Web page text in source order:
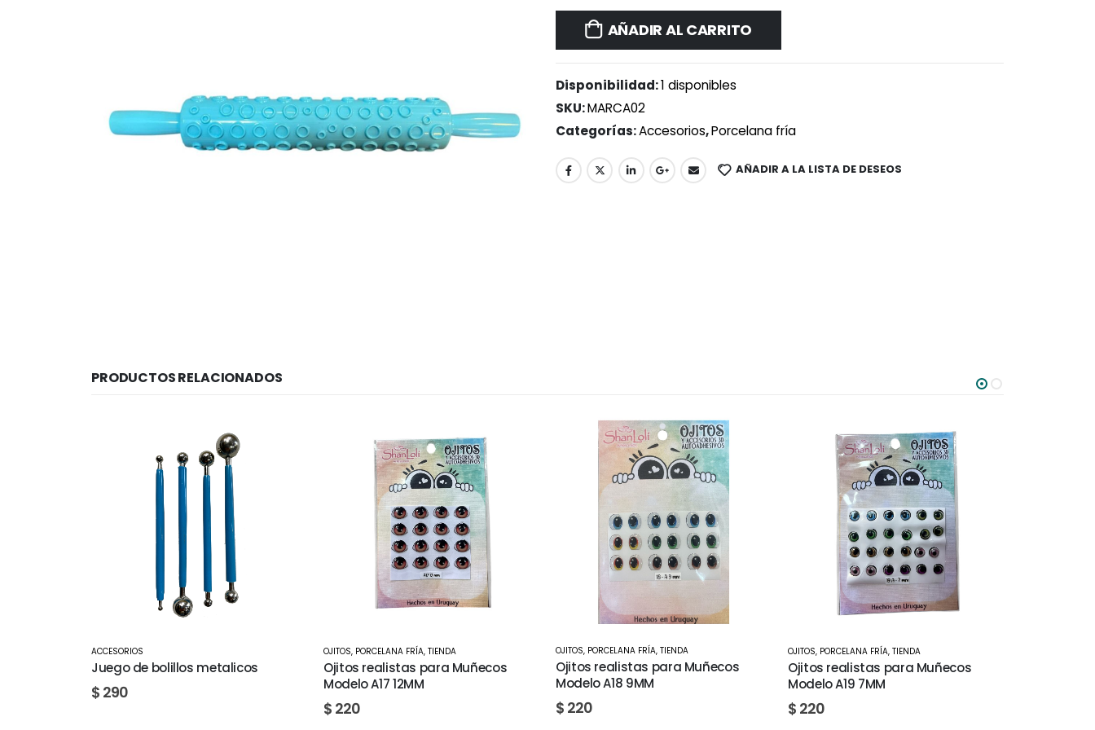
AÑADIR AL CARRITO
Disponibilidad:1 disponibles
SKU:MARCA02
Categorías:Accesorios,Porcelana fría
AÑADIR A LA LISTA DE DESEOS
PRODUCTOS RELACIONADOS
OJITOS,PORCELANA FRÍA
Ojitos realistas para Muñecos
Modelo A17 12MM
OJITOS,PORCELANA FRÍA,TIENDA
Ojitos realistas para Muñecos
Modelo A18 9MM
$220
OJITOS,PORCELANA FRÍA,TIENDA
Ojitos realistas para Muñecos
Modelo A19 7MM
$220
OJITOS,PORCELANA FRÍA,TIENDA
Ojitos realistas para Muñecos
Modelo A4 9MM
$220